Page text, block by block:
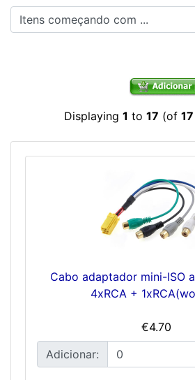
Itens começando com ...
Displaying 1 to 17 (of 17
Cabo adaptador mini-ISO
4xRCA +
€4.70
Adicionar: